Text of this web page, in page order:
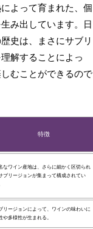
よって育まれた、個
み出しています。日
史は、まさにサブリ
解することによっ
むことができるので
特徴
なワイン産地は、さらに細かく区切られ
ブリージョンが集まって構成されてい
リージョンによって、ワインの味わいに
や多様性が生まれる。